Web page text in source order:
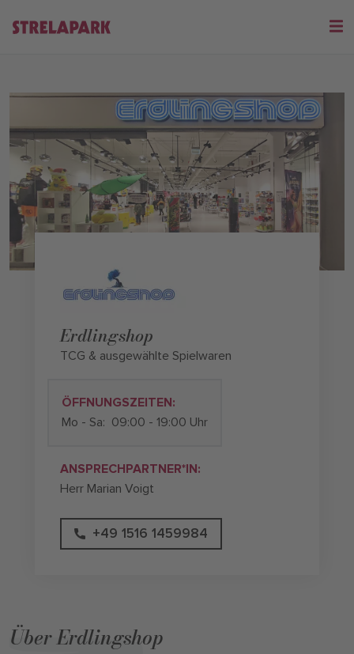
Erdlingshop
TCG & ausgewählte Spielwaren
ÖFFNUNGSZEITEN:
Mo - Sa: 09:00 - 19:00 Uhr
ANSPRECHPARTNER*IN:
Herr Marian Voigt
+49 1516 1459984
Über Erdlingshop